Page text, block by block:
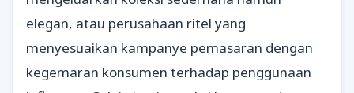
elegan, atau perusahaan ritel yang
menyesuaikan kampanye pemasaran dengan
kegemaran konsumen terhadap penggunaan